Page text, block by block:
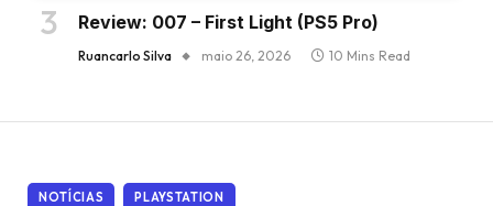
Review: 007 – First Light (PS5 Pro)
Ruancarlo Silva maio 26, 2026 10 Mins Read
NOTÍCIAS PLAYSTATION